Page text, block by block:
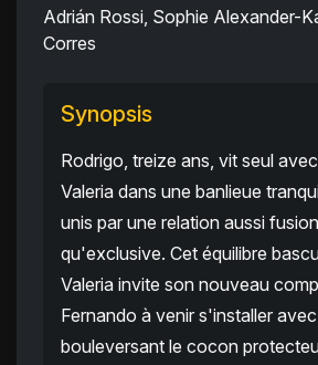
Adrián Rossi, Sophie Alexander-
Corres
Synopsis
Rodrigo, treize ans, vit seul
Valeria dans une banlieue
unis par une relation aussi
qu'exclusive. Cet équilibre
Valeria invite son nouveau
Fernando à venir s'installer
bouleversant le cocon